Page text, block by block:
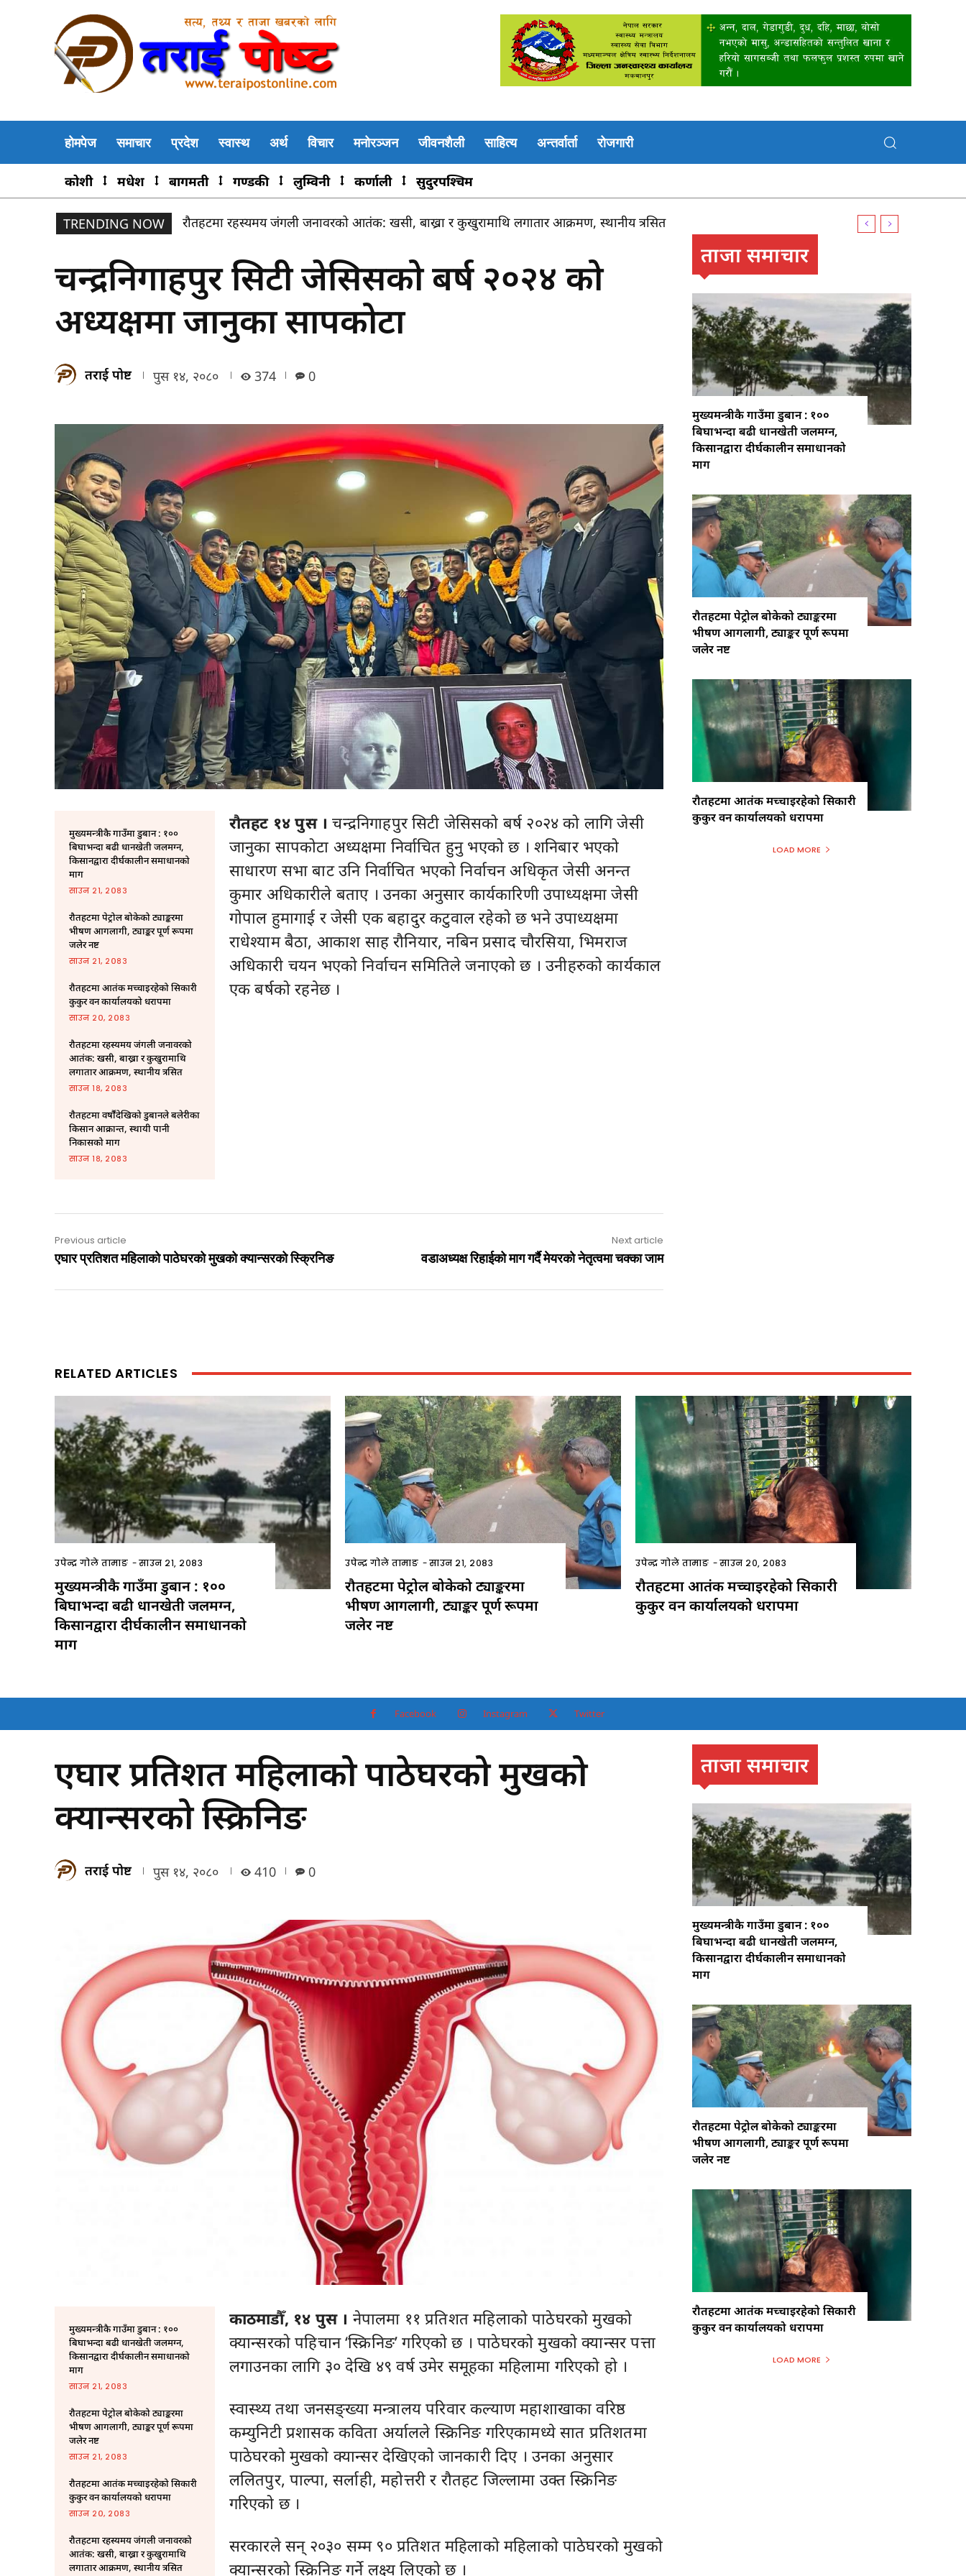
होमपेज समाचार प्रदेश स्वास्थ अर्थ विचार मनोरञ्जन जीवनशैली साहित्य अन्तर्वार्ता रोजगारी
कोशी मधेश बागमती गण्डकी लुम्विनी कर्णाली सुदुरपश्चिम
TRENDING NOW रौतहटमा रहस्यमय जंगली जनावरको आतंक: खसी, बाख्रा र कुखुरामाथि लगातार आक्रमण, स्थानीय त्रसित
चन्द्रनिगाहपुर सिटी जेसिसको बर्ष २०२४ को
अध्यक्षमा जानुका सापकोटा
तराई पोष्ट पुस १४, २०८० 374 0
मुख्यमन्त्रीकै गाउँमा डुबान : १००
बिघाभन्दा बढी धानखेती जलमग्न,
किसानद्वारा दीर्घकालीन समाधानको
माग
साउन २१, २०८३
रौतहटमा पेट्रोल बोकेको ट्याङ्करमा
भीषण आगलागी, ट्याङ्कर पूर्ण रूपमा
जलेर नष्ट
साउन २१, २०८३
रौतहटमा आतंक मच्चाइरहेको सिकारी
कुकुर वन कार्यालयको धरापमा
साउन २०, २०८३
रौतहटमा रहस्यमय जंगली जनावरको
आतंक: खसी, बाख्रा र कुखुरामाथि
लगातार आक्रमण, स्थानीय त्रसित
साउन १८, २०८३
राैतहटमा वर्षौंदेखिको डुबानले बलेरीका
किसान आक्रान्त, स्थायी पानी
निकासको माग
साउन १८, २०८३
रौतहट १४ पुस । चन्द्रनिगाहपुर सिटी जेसिसको बर्ष २०२४ को लागि जेसी
जानुका सापकोटा अध्यक्षमा निर्वाचित हुनु भएको छ । शनिबार भएको
साधारण सभा बाट उनि निर्वाचित भएको निर्वाचन अधिकृत जेसी अनन्त
कुमार अधिकारीले बताए । उनका अनुसार कार्यकारिणी उपाध्यक्षमा जेसी
गोपाल हुमागाई र जेसी एक बहादुर कटुवाल रहेको छ भने उपाध्यक्षमा
राधेश्याम बैठा, आकाश साह रौनियार, नबिन प्रसाद चौरसिया, भिमराज
अधिकारी चयन भएको निर्वाचन समितिले जनाएको छ । उनीहरुको कार्यकाल
एक बर्षको रहनेछ ।
Previous article
एघार प्रतिशत महिलाको पाठेघरको मुखको क्यान्सरको स्क्रिनिङ
Next article
वडाअध्यक्ष रिहाईको माग गर्दै मेयरको नेतृत्वमा चक्का जाम
ताजा समाचार
मुख्यमन्त्रीकै गाउँमा डुबान : १००
बिघाभन्दा बढी धानखेती जलमग्न,
किसानद्वारा दीर्घकालीन समाधानको
माग
रौतहटमा पेट्रोल बोकेको ट्याङ्करमा
भीषण आगलागी, ट्याङ्कर पूर्ण रूपमा
जलेर नष्ट
रौतहटमा आतंक मच्चाइरहेको सिकारी
कुकुर वन कार्यालयको धरापमा
LOAD MORE
RELATED ARTICLES
उपेन्द्र गोले तामाङ -साउन २१, २०८३
मुख्यमन्त्रीकै गाउँमा डुबान : १००
बिघाभन्दा बढी धानखेती जलमग्न,
किसानद्वारा दीर्घकालीन समाधानको
माग
उपेन्द्र गोले तामाङ -साउन २१, २०८३
रौतहटमा पेट्रोल बोकेको ट्याङ्करमा
भीषण आगलागी, ट्याङ्कर पूर्ण रूपमा
जलेर नष्ट
उपेन्द्र गोले तामाङ -साउन २०, २०८३
रौतहटमा आतंक मच्चाइरहेको सिकारी
कुकुर वन कार्यालयको धरापमा
Facebook Instagram Twitter